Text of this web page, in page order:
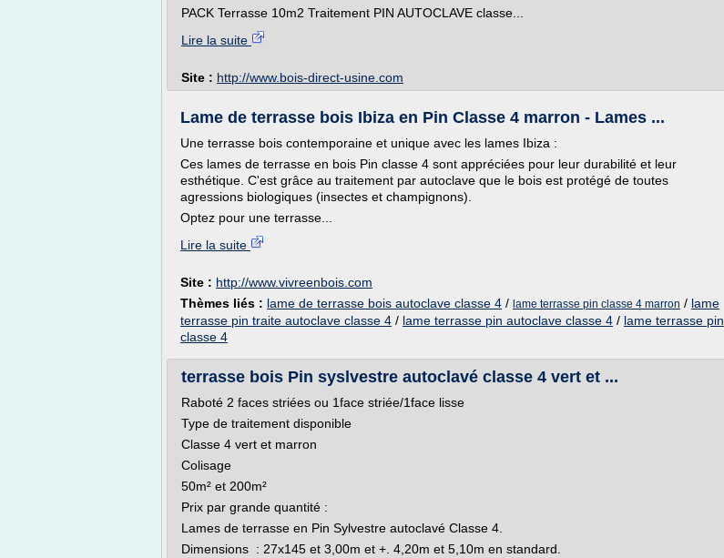
PACK Terrasse 10m2 Traitement PIN AUTOCLAVE classe...
Lire la suite
Site : http://www.bois-direct-usine.com
Lame de terrasse bois Ibiza en Pin Classe 4 marron - Lames ...
Une terrasse bois contemporaine et unique avec les lames Ibiza :
Ces lames de terrasse en bois Pin classe 4 sont appréciées pour leur durabilité et leur
esthétique. C'est grâce au traitement par autoclave que le bois est protégé de toutes
agressions biologiques (insectes et champignons).
Optez pour une terrasse...
Lire la suite
Site : http://www.vivreenbois.com
Thèmes liés : lame de terrasse bois autoclave classe 4 / lame terrasse pin classe 4 marron / lame
terrasse pin traite autoclave classe 4 / lame terrasse pin autoclave classe 4 / lame terrasse pin
classe 4
terrasse bois Pin syslvestre autoclavé classe 4 vert et ...
Raboté 2 faces striées ou 1face striée/1face lisse
Type de traitement disponible
Classe 4 vert et marron
Colisage
50m² et 200m²
Prix par grande quantité :
Lames de terrasse en Pin Sylvestre autoclavé Classe 4.
Dimensions : 27x145 et 3,00m et +. 4,20m et 5,10m en standard.